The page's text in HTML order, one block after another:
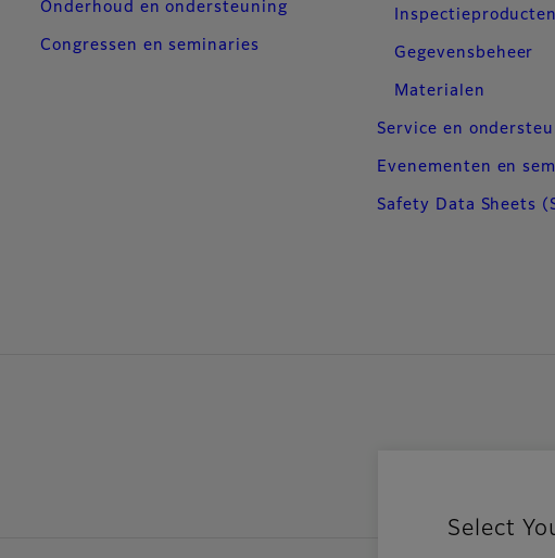
Select
Onderhoud en ondersteuning
Congressen en seminaries
Inspectieproducten
Gegevensbeheer
Materialen
Service en
Evenementen en
Safety Data Sheets